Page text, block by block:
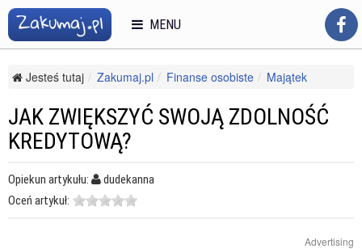
Jesteś tutaj Zakumaj.pl Finanse osobiste
Majątek
JAK ZWIĘKSZYĆ SWOJĄ ZDOLNOŚĆ
KREDYTOWĄ?
Opiekun artykułu:
dudekanna
Oceń artykuł:
Advertising
MENU